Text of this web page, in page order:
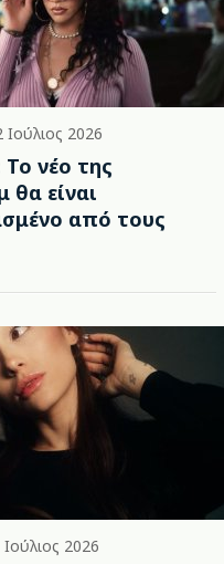
2026
Το νέο της
θα είναι
από τους
2026